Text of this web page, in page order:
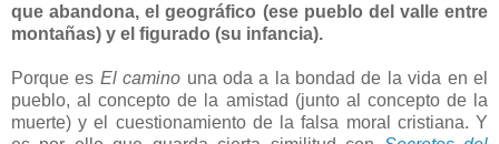
que abandona, el geográfico (ese pueblo del valle entre
montañas) y el figurado (su infancia).
Porque es El camino una oda a la bondad de la vida en el
pueblo, al concepto de la amistad (junto al concepto de la
muerte) y el cuestionamiento de la falsa moral cristiana. Y